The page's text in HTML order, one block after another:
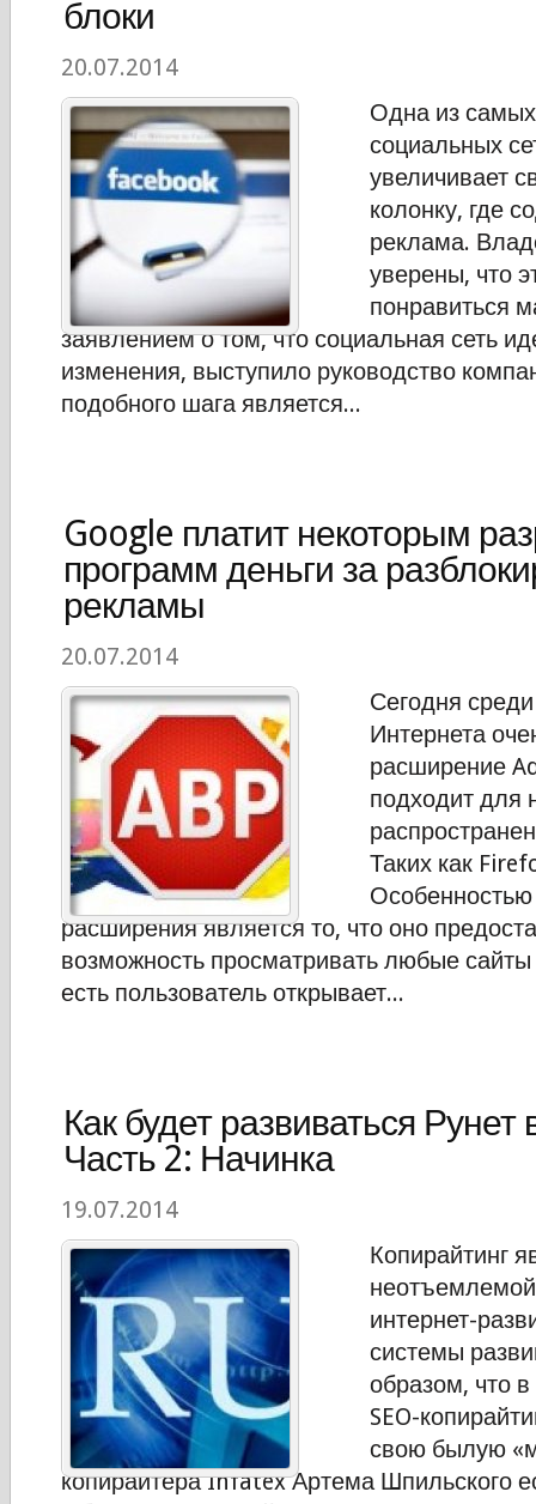
блоки
20.07.2014
Одна из
социальных
увеличивает
колонку, где
реклама.
уверены, что
понравиться
заявлением о том, что социальная сеть
изменения, выступило руководство
подобного шага является...
Google платит некоторым
программ деньги за
рекламы
20.07.2014
Сегодня
Интернета
расширение
подходит для
Таких как
Особенностью
расширения является то, что оно
возможность просматривать любые
есть пользователь открывает...
Как будет развиваться Рунет
Часть 2: Начинка
19.07.2014
Копирайтинг
интернет-
системы
образом, что
SEO-
свою былую
копирайтера Infatex Артема Шпильского